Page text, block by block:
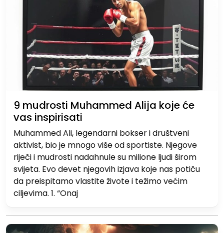
9 mudrosti Muhammed Alija koje će
vas inspirisati
Muhammed Ali, legendarni bokser i društveni
aktivist, bio je mnogo više od sportiste. Njegove
riječi i mudrosti nadahnule su milione ljudi širom
svijeta. Evo devet njegovih izjava koje nas potiču
da preispitamo vlastite živote i težimo većim
ciljevima. 1. “Onaj